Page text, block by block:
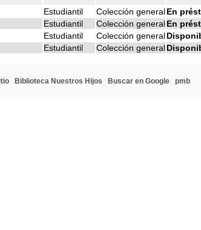
Estudiantil Colección generalEn
Estudiantil Colección generalEn
Estudiantil Colección general
Estudiantil Colección general
Biblioteca Nuestros Hijos Buscar en Google pmb